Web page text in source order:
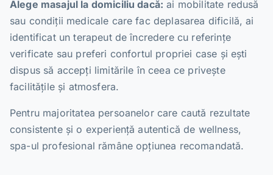
Alege masajul la domiciliu dacă: ai mobilitate redusă
sau condiții medicale care fac deplasarea dificilă, ai
identificat un terapeut de încredere cu referințe
verificate sau preferi confortul propriei case și ești
dispus să accepți limitările în ceea ce privește
facilitățile și atmosfera.
Pentru majoritatea persoanelor care caută rezultate
consistente și o experiență autentică de wellness,
spa-ul profesional rămâne opțiunea recomandată.